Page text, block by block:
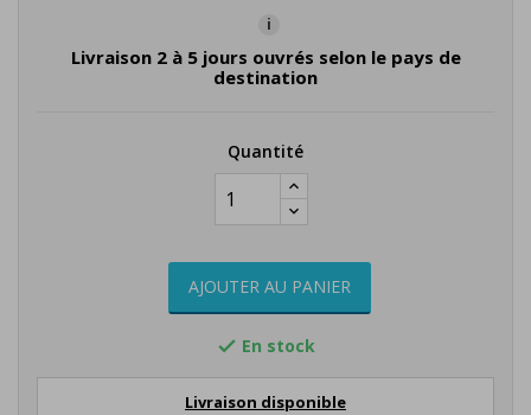
i
Livraison 2 à 5 jours ouvrés selon le pays de
destination
Quantité
AJOUTER AU PANIER
 En stock
Livraison disponible